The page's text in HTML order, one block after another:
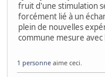
fruit d'une stimulation
forcément lié à un
plein de nouvelles
commune mesure
1 personne aime ceci.